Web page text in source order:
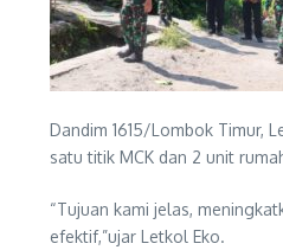
Dandim 1615/Lombok Timur,
satu titik MCK dan 2 unit
“Tujuan kami jelas,
efektif,”ujar Letkol Eko.